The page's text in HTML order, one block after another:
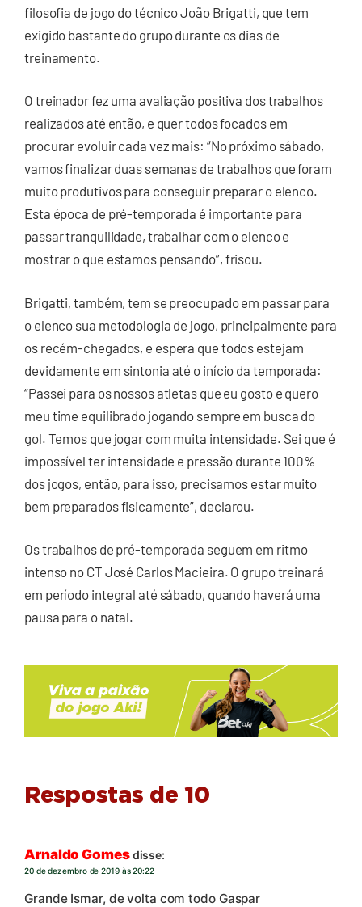
filosofia de jogo do técnico João Brigatti, que tem
exigido bastante do grupo durante os dias de
treinamento.
O treinador fez uma avaliação positiva dos trabalhos
realizados até então, e quer todos focados em
procurar evoluir cada vez mais: “No próximo sábado,
vamos finalizar duas semanas de trabalhos que foram
muito produtivos para conseguir preparar o elenco.
Esta época de pré-temporada é importante para
passar tranquilidade, trabalhar com o elenco e
mostrar o que estamos pensando”, frisou.
Brigatti, também, tem se preocupado em passar para
o elenco sua metodologia de jogo, principalmente para
os recém-chegados, e espera que todos estejam
devidamente em sintonia até o início da temporada:
“Passei para os nossos atletas que eu gosto e quero
meu time equilibrado jogando sempre em busca do
gol. Temos que jogar com muita intensidade. Sei que é
impossível ter intensidade e pressão durante 100%
dos jogos, então, para isso, precisamos estar muito
bem preparados fisicamente”, declarou.
Os trabalhos de pré-temporada seguem em ritmo
intenso no CT José Carlos Macieira. O grupo treinará
em período integral até sábado, quando haverá uma
pausa para o natal.
Respostas de 10
Arnaldo Gomesdisse:
20 de dezembro de 2019 às 20:22
Grande Ismar, de volta com todo Gaspar